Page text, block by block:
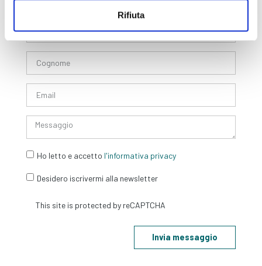
Rifiuta
Ho letto e accetto l'informativa privacy
Desidero iscrivermi alla newsletter
Invia messaggio